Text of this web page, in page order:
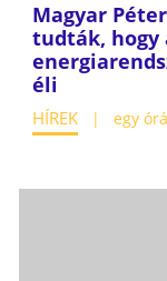
Magyar
tudták, hogy
éli
HÍREK egy